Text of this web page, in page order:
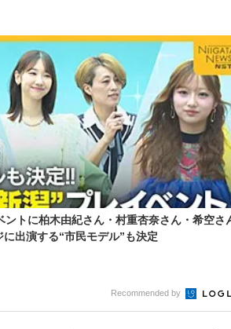
ントに柏木由紀さん・村重杏奈さん・希空さ
出演する“市民モデル”も決定
Recommended by